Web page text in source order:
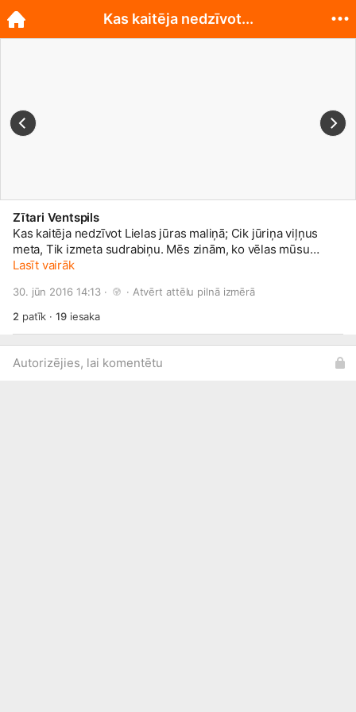
Zītari Ventspils
Kas kaitēja nedzīvot Lielas jūras maliņā; Cik jūriņa viļņus
meta, Tik izmeta sudrabiņu. Mēs zinām, ko vēlas mūsu
apmeklētāji-kūpinātas zivis! Ko tik mēs neesam sakūpinājuši
lucīši; -kūpināta mencu fileja -asaru filejas tomātu mērcē.
Lasīt vairāk
30. jūn 2016 14:13 · · Atvērt attēlu pilnā izmērā
2 patīk ·19iesaka
Autorizējies, lai komentētu
Kas kaitēja nedzīvot...